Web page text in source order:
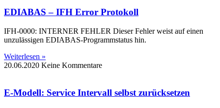
EDIABAS – IFH Error Protokoll
IFH-0000: INTERNER FEHLER Dieser Fehler weist auf einen
unzulässigen EDIABAS-Programmstatus hin.
Weiterlesen »
20.06.2020 Keine Kommentare
E-Modell: Service Intervall selbst zurücksetzen